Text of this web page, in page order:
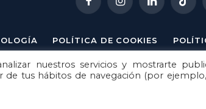
FacebookInstagramLinkedIn
POLÍTICA DE COOKIES
© 2026 Metech. Todos los
nuestros servicios y mostrarte
tus hábitos de navegación (por ejemplo,